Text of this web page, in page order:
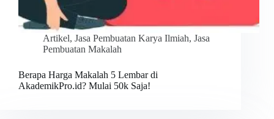
Artikel, Jasa Pembuatan Karya Ilmiah, Jasa
Pembuatan Makalah
Berapa Harga Makalah 5 Lembar di
AkademikPro.id? Mulai 50k Saja!